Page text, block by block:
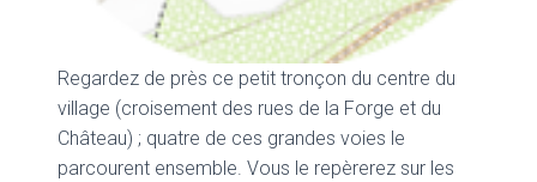
Regardez de près ce petit tronçon du centre du
village (croisement des rues de la Forge et du
Château) ; quatre de ces grandes voies le
parcourent ensemble. Vous le repèrerez sur les